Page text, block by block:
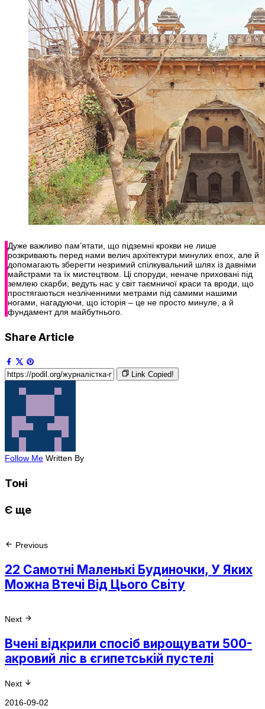
Дуже важливо пам’ятати, що підземні крокви не лише
розкривають перед нами велич архітектури минулих епох, але й
допомагають зберегти незримий спілкувальний шлях із давніми
майстрами та їх мистецтвом. Ці споруди, неначе приховані під
землею скарби, ведуть нас у світ таємничої краси та вроди, що
простягаються незліченними метрами під самими нашими
ногами, нагадуючи, що історія – це не просто минуле, а й
фундамент для майбутнього.
Share Article
Link Copied!
Follow Me Written By
Тоні
Є ще
Previous
22 Самотні Маленькі Будиночки, У Яких
Можна Втечі Від Цього Світу
Next
Вчені відкрили спосіб вирощувати 500-
акровий ліс в єгипетській пустелі
Next
2016-09-02